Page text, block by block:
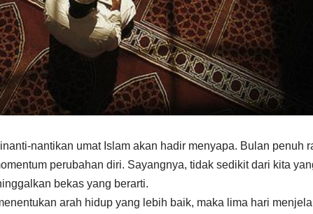
nantikan umat Islam akan hadir menyapa. Bulan penuh
perubahan diri. Sayangnya, tidak sedikit dari kita
bekas yang berarti.
arah hidup yang lebih baik, maka lima hari